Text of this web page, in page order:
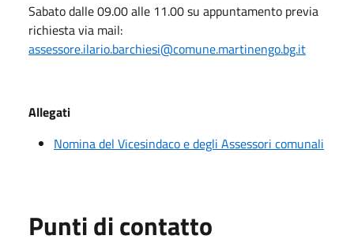
Sabato dalle 09.00 alle 11.00 su appuntamento previa
richiesta via mail:
assessore.ilario.barchiesi@comune.martinengo.bg.it
Allegati
Nomina del Vicesindaco e degli Assessori comunali
Punti di contatto